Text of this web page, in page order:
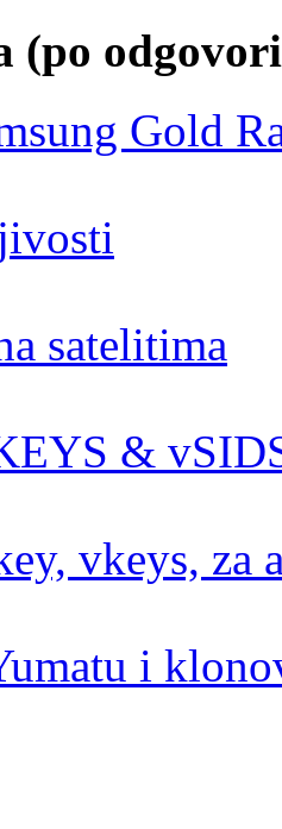
(po
Gold
satelitima
&
vkeys, za
i